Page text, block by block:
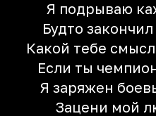
Я подрываю
Будто
Какой тебе
Если ты
Я заряжен
Зацени мой